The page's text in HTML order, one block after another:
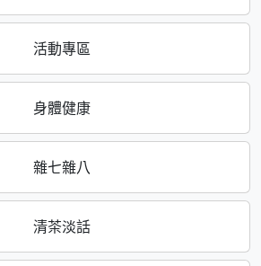
活動專區
身體健康
雜七雜八
清茶淡話